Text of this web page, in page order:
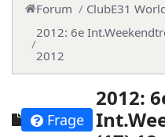
Forum ClubE31
2012: 6e
2012
Frage
2012: